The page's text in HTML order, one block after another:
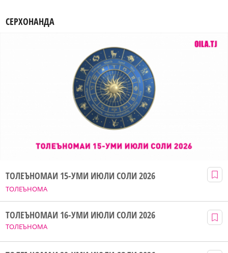
СЕРХОНАНДА
ТОЛЕЪНОМА
ТОЛЕЪНОМАИ 15-УМИ ИЮЛИ СОЛИ 2026
ТОЛЕЪНОМА
ТОЛЕЪНОМАИ 16-УМИ ИЮЛИ СОЛИ 2026